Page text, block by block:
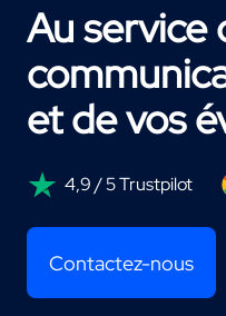
Au service
et de vos
4,9 / 5 Trustpilot
Contactez-nous